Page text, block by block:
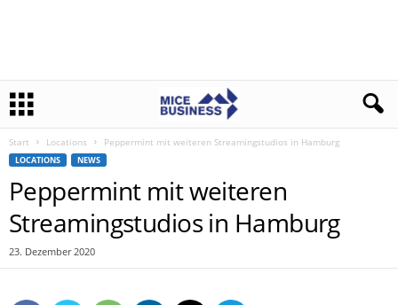
Start Locations Peppermint mit weiteren Streamingstudios in Hamburg
LOCATIONS NEWS
Peppermint mit weiteren
Streamingstudios in Hamburg
23. Dezember 2020